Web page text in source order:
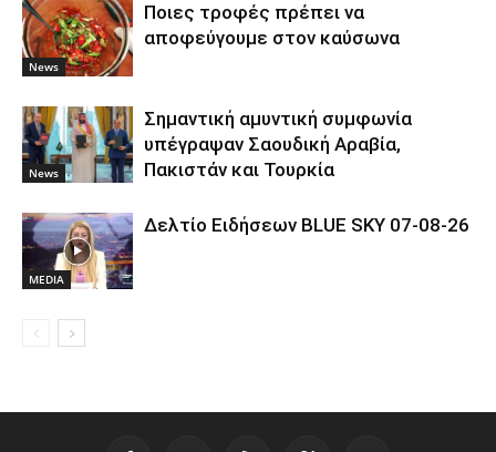
News
Ποιες τροφές πρέπει να
αποφεύγουμε στον καύσωνα
News
Σημαντική αμυντική συμφωνία
υπέγραψαν Σαουδική Αραβία,
Πακιστάν και Τουρκία
MEDIA
Δελτίο Ειδήσεων BLUE SKY 07-08-26